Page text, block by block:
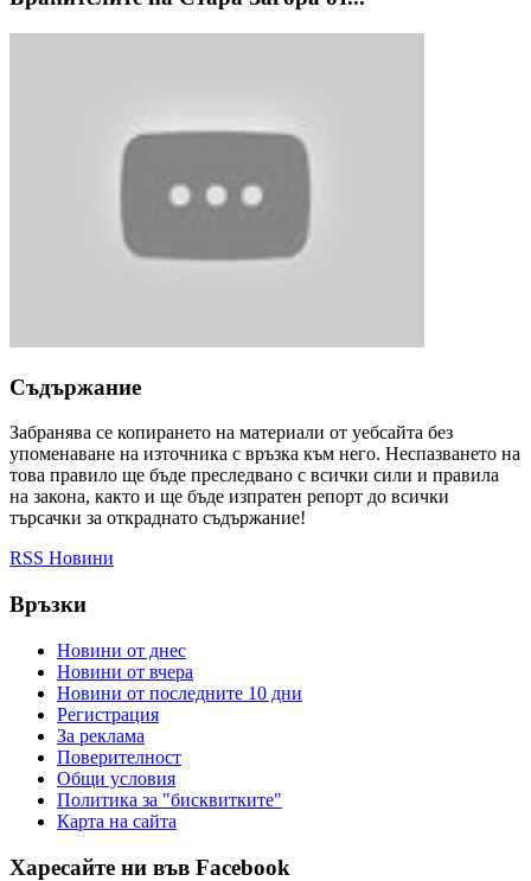
Съдържание
Забранява се копирането на материали от уебсайта без
упоменаване на източника с връзка към него. Неспазването на
това правило ще бъде преследвано с всички сили и правила
на закона, както и ще бъде изпратен репорт до всички
търсачки за откраднато съдържание!
RSS Новини
Връзки
Новини от днес
Новини от вчера
Новини от последните 10 дни
Регистрация
За реклама
Πoвepитeлнocт
Общи условия
Политика за "бисквитките"
Карта на сайта
Харесайте ни във Facebook